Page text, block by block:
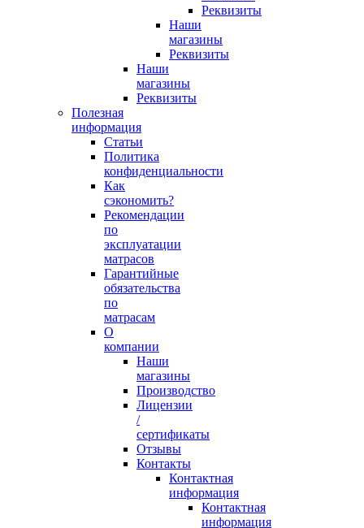
Реквизиты
Наши
магазины
Реквизиты
Наши
магазины
Реквизиты
Полезная
информация
Статьи
Политика
конфиденциальности
Как
сэкономить?
Рекомендации
по
эксплуатации
матрасов
Гарантийные
обязательства
по
матрасам
О
компании
Наши
магазины
Производство
Лицензии
/
сертификаты
Отзывы
Контакты
Контактная
информация
Контактная
информация